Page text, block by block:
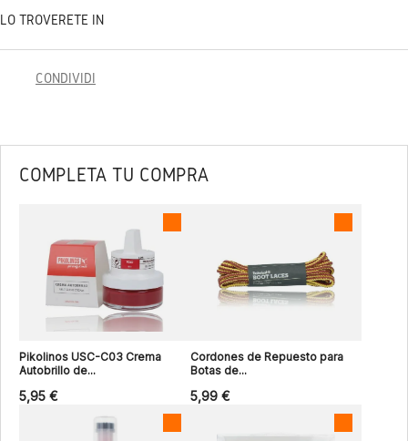
LO TROVERETE IN
CONDIVIDI
COMPLETA TU COMPRA
Pikolinos USC-C03 Crema
Autobrillo de...
5,95 €
Cordones de Repuesto para
Botas de...
5,99 €